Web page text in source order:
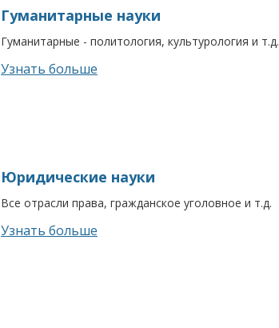
Гуманитарные науки
Гуманитарные - политология, культурология и т.д.
Узнать больше
Юридические науки
Все отрасли права, гражданское уголовное и т.д.
Узнать больше